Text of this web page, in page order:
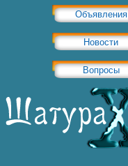
Объявления
Новости
Вопросы